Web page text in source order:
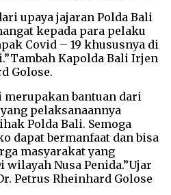
upaya jajaran Polda Bali
kepada para pelaku
Covid – 19 khususnya di
Kapolda Bali Irjen
Golose.
merupakan bantuan dari
pelaksanaannya
Polda Bali. Semoga
dapat bermanfaat dan bisa
masyarakat yang
wilayah Nusa Penida.”Ujar
Petrus Rheinhard Golose